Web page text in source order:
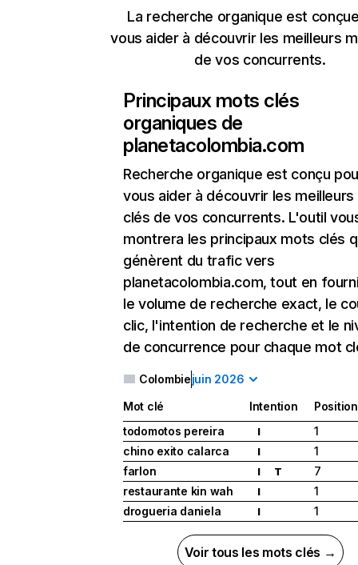
La recherche organique est
vous aider à découvrir les meilleurs
de vos concurrents.
Principaux mots clés
organiques de
planetacolombia.com
Recherche organique est conçu
vous aider à découvrir les
clés de vos concurrents. L'outil
montrera les principaux mots clés
génèrent du trafic vers
planetacolombia.com, tout en
le volume de recherche exact, le
clic, l'intention de recherche et le
de concurrence pour chaque mot
Colombiejuin 2026
Mot clé Intention
Position
todomotos pereira
I
1
chino exito calarca
I
1
farlon
I T
7
restaurante kin wah
I
1
drogueria daniela
I 1
Voir tous les mots clés →